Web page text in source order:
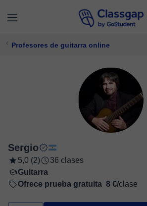
Profesores de guitarra online
Sergio
5,0 (2)
36 clases
Guitarra
Ofrece prueba gratuita 8 €/clase